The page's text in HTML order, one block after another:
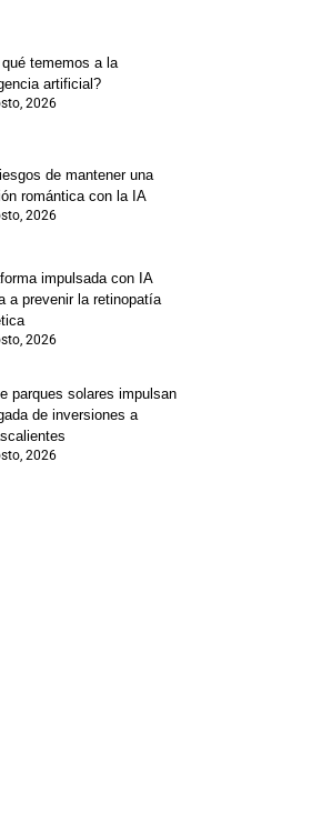
tememos a la
artificial?
2026
de mantener una
romántica con la IA
2026
impulsada con IA
a prevenir la retinopatía
2026
parques solares impulsan
de inversiones a
2026